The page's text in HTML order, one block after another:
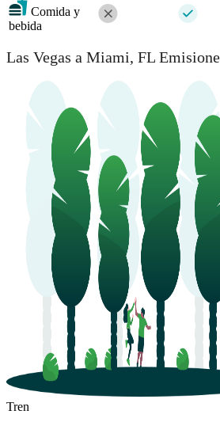
Comida y
bebida
Las Vegas a Miami, FL
Tren